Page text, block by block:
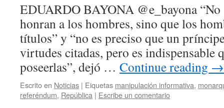
EDUARDO BAYONA @e_bayona
honran a los hombres, sino que los
títulos” y “no es preciso que un
virtudes citadas, pero es indispensable
poseerlas”, dejó … Continue reading →
Escrito en Noticias | Eiquetas manipulación informativa,
referéndum, República | Escribe un comentario